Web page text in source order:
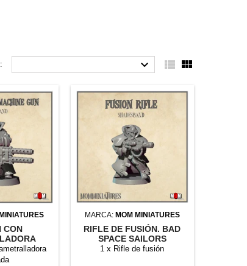
  
CON
SPACE
MARCA: MOM MINIATURES
RIFLE DE FUSIÓN. BAD
SPACE SAILORS
1 x Rifle de fusión